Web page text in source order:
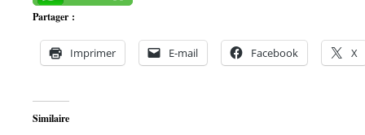
Partager :
Imprimer E-mail Facebook X
Similaire